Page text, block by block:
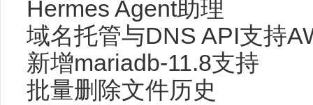
Hermes Agent助理
域名托管与DNS API支持
新增mariadb-11.8支持
批量删除文件历史